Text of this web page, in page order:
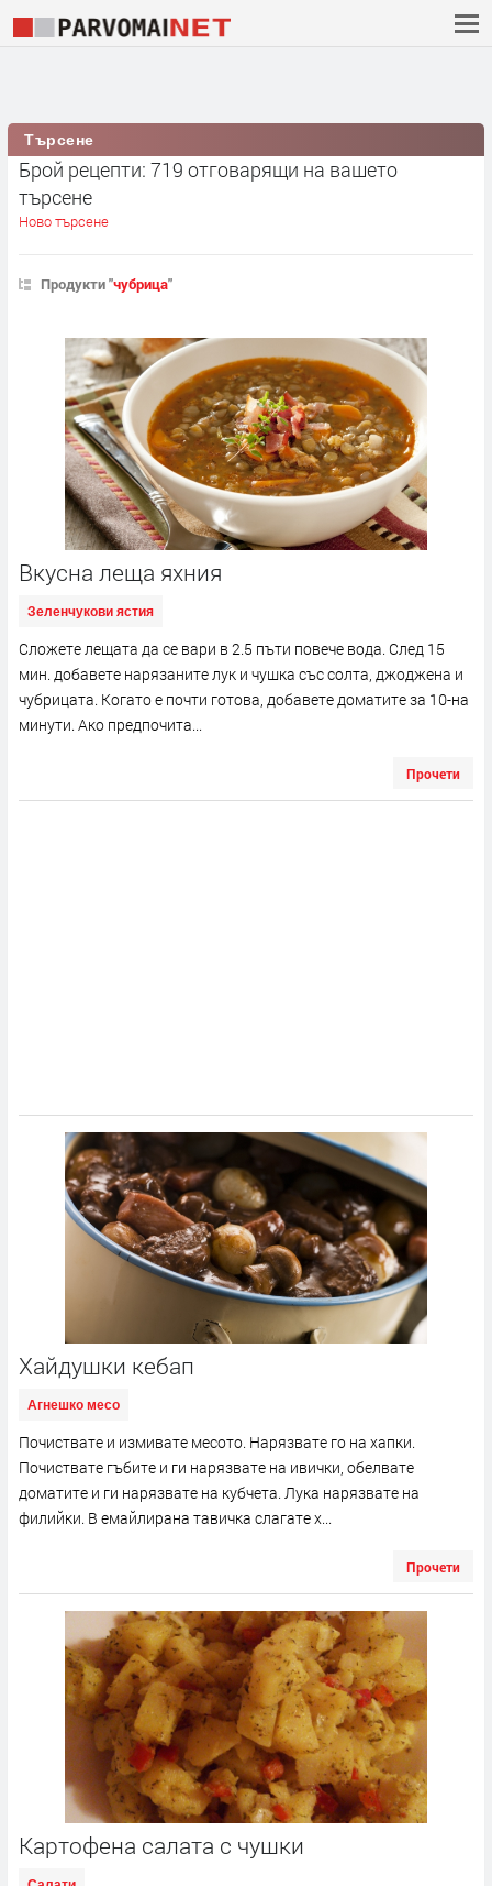
Търсене
Брой рецепти: 719 отговарящи на вашето
търсене
Ново търсене
Продукти "чубрица"
Вкусна леща яхния
Зеленчукови ястия
Сложете лещата да се вари в 2.5 пъти повече вода. След 15
мин. добавете нарязаните лук и чушка със солта, джоджена и
чубрицата. Когато е почти готова, добавете доматите за 10-на
минути. Ако предпочита...
Прочети
Хайдушки кебап
Агнешко месо
Почиствате и измивате месото. Нарязвате го на хапки.
Почиствате гъбите и ги нарязвате на ивички, обелвате
доматите и ги нарязвате на кубчета. Лука нарязвате на
филийки. В емайлирана тавичка слагате х...
Прочети
Картофена салата с чушки